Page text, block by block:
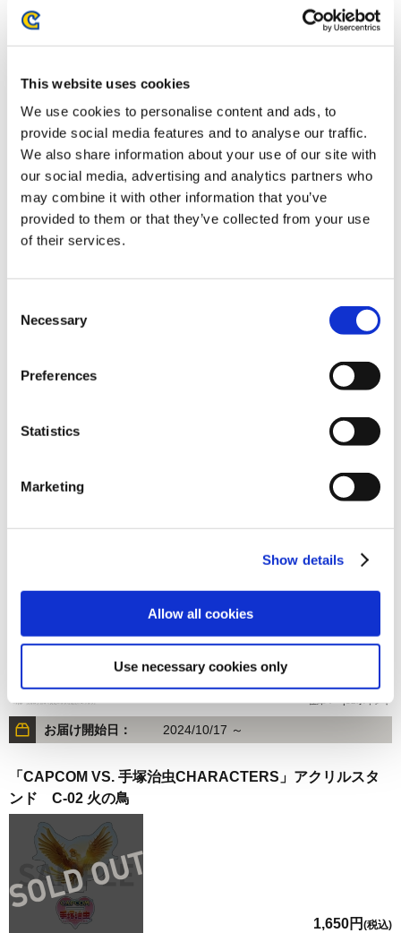
This website uses cookies
We use cookies to personalise content and ads, to
provide social media features and to analyse our traffic.
We also share information about your use of our site with
our social media, advertising and analytics partners who
may combine it with other information that you’ve
provided to them or that they’ve collected from your use
of their services.
Selection
Necessary
Preferences
Statistics
Marketing
Show details
Allow all cookies
Use necessary cookies only
在庫：× |82ポイント
お届け開始日： 2025/03/31 ～
1,650円(税込)
「CAPCOM VS. 手塚治虫CHARACTERS」アクリルスタ
在庫：× |82ポイント
(税込)
在庫：○ |82ポイント
お届け開始日： 2024/10/17 ～
「CAPCOM VS. 手塚治虫CHARACTERS」アクリルスタ
ンド C-02 火の鳥
1,650円 (税込)